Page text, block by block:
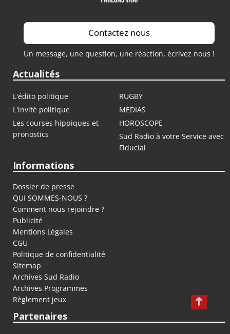
Contactez nous
Un message, une question, une réaction, écrivez nous !
Actualités
L'édito politique
RUGBY
L'invité politique
MEDIAS
Les courses hippiques et
pronostics
HOROSCOPE
Sud Radio à votre Service avec
Fiducial
Informations
Dossier de presse
QUI SOMMES-NOUS ?
Comment nous rejoindre ?
Publicité
Mentions Légales
CGU
Politique de confidentialité
Sitemap
Archives Sud Radio
Archives Programmes
Règlement jeux
Partenaires